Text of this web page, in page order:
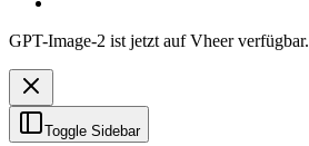
GPT-Image-2 ist jetzt auf Vheer verfügbar.
Toggle Sidebar